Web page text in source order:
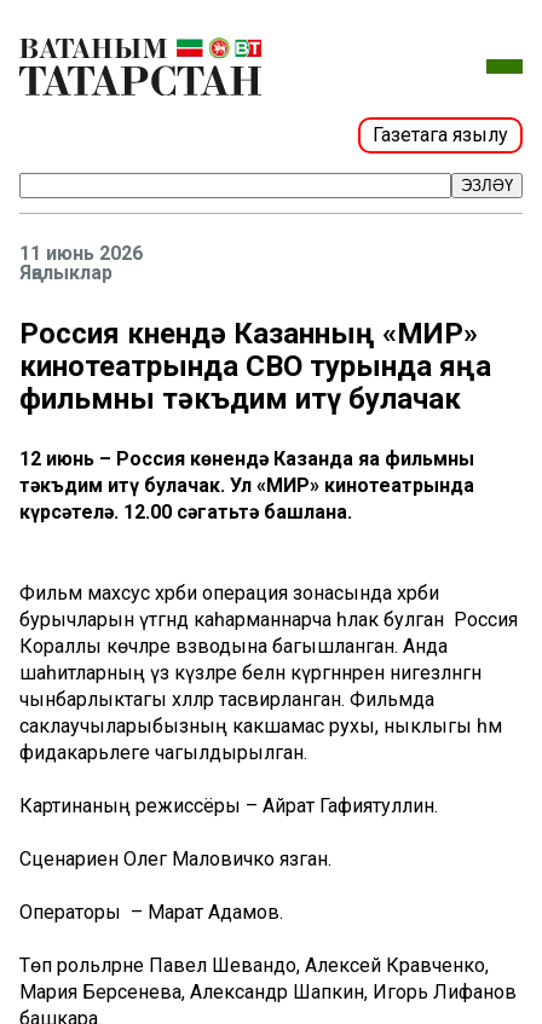
Газетага язылу
ЭЗЛӘҮ
11 июнь 2026
Яңалыклар
Россия көнендә Казанның «МИР»
кинотеатрында СВО турында яңа
фильмны тәкъдим итү булачак
12 июнь – Россия көнендә Казанда яңа фильмны
тәкъдим итү булачак. Ул «МИР» кинотеатрында
күрсәтелә. 12.00 сәгатьтә башлана.
Фильм махсус хәрби операция зонасында хәрби
бурычларын үтәгәндә каһарманнарча һәлак булган Россия
Кораллы көчләре взводына багышланган. Анда
шаһитларның үз күзләре белән күргәннәренә нигезләнгән
чынбарлыктагы хәлләр тасвирланган. Фильмда
саклаучыларыбызның какшамас рухы, ныклыгы һәм
фидакарьлеге чагылдырылган.
Картинаның режиссёры – Айрат Гафиятуллин.
Сценариен Олег Маловичко язган.
Операторы – Марат Адамов.
Төп рольләрне Павел Шевандо, Алексей Кравченко,
Мария Берсенева, Александр Шапкин, Игорь Лифанов
башкара.